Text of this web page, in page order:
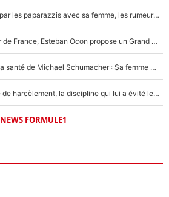
F1 : Charles Leclerc surpris par les paparazzis avec sa femme, les rumeurs étaient vraies !
Comme pour le final du Tour de France, Esteban Ocon propose un Grand Prix de Formule 1 à Paris : «Autour de l’Arc de Triomphe, ce serait génial» !
Nouvelle rumeur autour de la santé de Michael Schumacher : Sa femme Corinna sort du silence
F1 - Lewis Hamilton victime de harcèlement, la discipline qui lui a évité le pire : «J'aurais probablement mal tourné»
NEWS FORMULE1